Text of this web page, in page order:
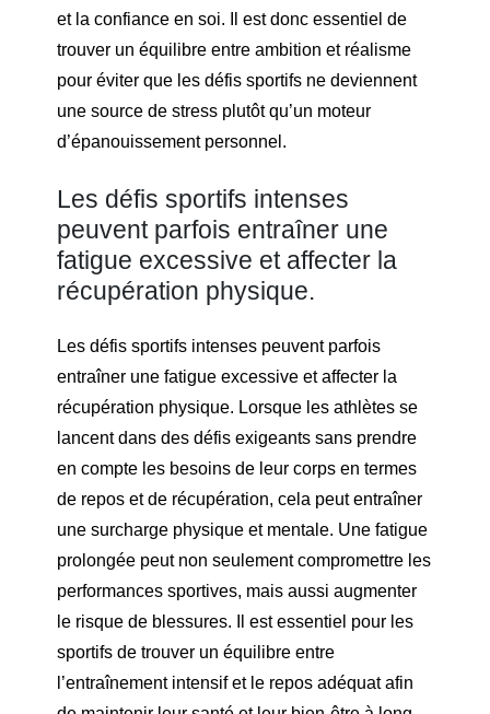
et la confiance en soi. Il est donc essentiel de
trouver un équilibre entre ambition et réalisme
pour éviter que les défis sportifs ne deviennent
une source de stress plutôt qu’un moteur
d’épanouissement personnel.
Les défis sportifs intenses
peuvent parfois entraîner une
fatigue excessive et affecter la
récupération physique.
Les défis sportifs intenses peuvent parfois
entraîner une fatigue excessive et affecter la
récupération physique. Lorsque les athlètes se
lancent dans des défis exigeants sans prendre
en compte les besoins de leur corps en termes
de repos et de récupération, cela peut entraîner
une surcharge physique et mentale. Une fatigue
prolongée peut non seulement compromettre les
performances sportives, mais aussi augmenter
le risque de blessures. Il est essentiel pour les
sportifs de trouver un équilibre entre
l’entraînement intensif et le repos adéquat afin